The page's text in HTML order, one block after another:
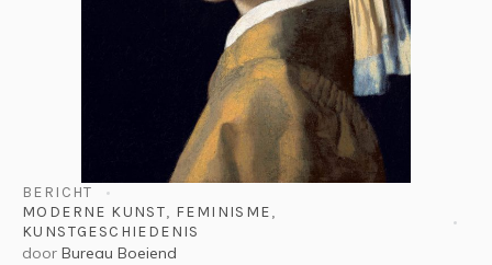
BERICHT
MODERNE KUNST, FEMINISME,
KUNSTGESCHIEDENIS
door Bureau Boeiend